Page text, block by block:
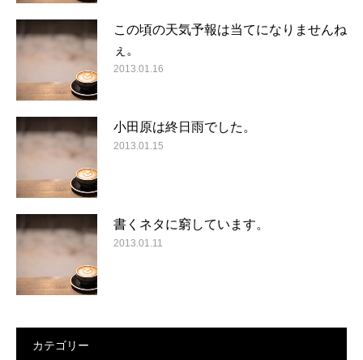
この頃の天気予報は当てになりませんね
ぇ。
2013.01.16
小田原は終日雨でした。
2013.01.15
書くネタに窮しています。
2013.01.11
カテゴリー